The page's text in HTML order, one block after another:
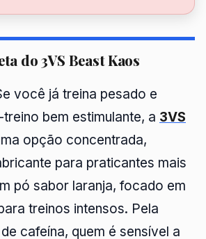
do 3VS Beast Kaos
você já treina pesado e
bem estimulante, a 3VS
opção concentrada,
para praticantes mais
pó sabor laranja, focado em
treinos intensos. Pela
cafeína, quem é sensível a